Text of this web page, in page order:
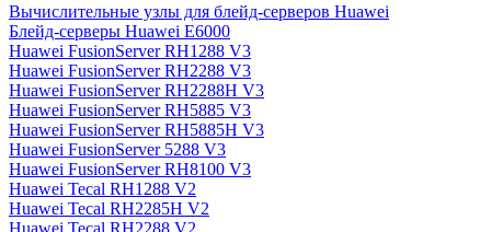
Вычислительные узлы для блейд-серверов Huawei
Блейд-серверы Huawei E6000
Huawei FusionServer RH1288 V3
Huawei FusionServer RH2288 V3
Huawei FusionServer RH2288H V3
Huawei FusionServer RH5885 V3
Huawei FusionServer RH5885H V3
Huawei FusionServer 5288 V3
Huawei FusionServer RH8100 V3
Huawei Tecal RH1288 V2
Huawei Tecal RH2285H V2
Huawei Tecal RH2288 V2